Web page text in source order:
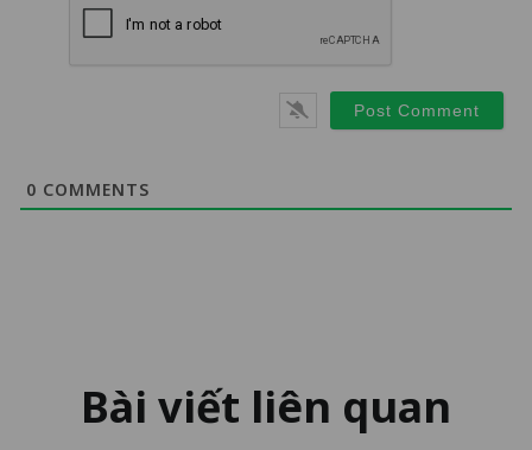
0 COMMENTS
Bài viết liên quan